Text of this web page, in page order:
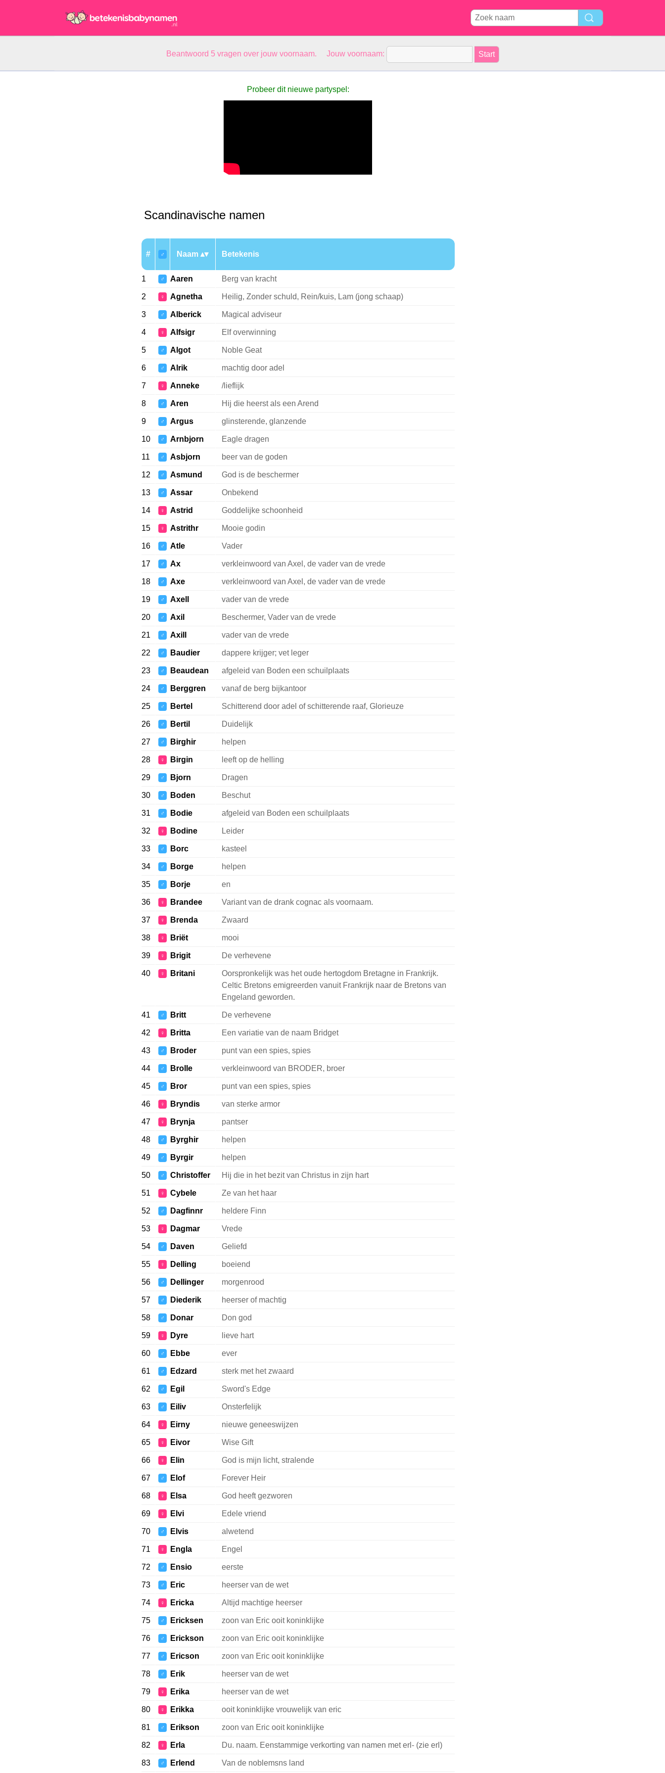
Beantwoord 5 vragen over jouw voornaam. Jouw voornaam:
Probeer dit nieuwe partyspel:
Scandinavische namen
# ♂ Naam Betekenis
1 ♂ Aaren Berg van kracht
2 ♀ Agnetha Heilig, Zonder schuld, Rein/kuis, Lam (jong schaap)
3 ♂ Alberick Magical adviseur
4 ♀ Alfsigr Elf overwinning
5 ♂ Algot Noble Geat
6 ♂ Alrik machtig door adel
7 ♀ Anneke /lieflijk
8 ♂ Aren Hij die heerst als een Arend
9 ♂ Argus glinsterende, glanzende
10 ♂ Arnbjorn Eagle dragen
11 ♂ Asbjorn beer van de goden
12 ♂ Asmund God is de beschermer
13 ♂ Assar Onbekend
14 ♀ Astrid Goddelijke schoonheid
15 ♀ Astrithr Mooie godin
16 ♂ Atle Vader
17 ♂ Ax verkleinwoord van Axel, de vader van de vrede
18 ♂ Axe verkleinwoord van Axel, de vader van de vrede
19 ♂ Axell vader van de vrede
20 ♂ Axil Beschermer, Vader van de vrede
21 ♂ Axill vader van de vrede
22 ♂ Baudier dappere krijger; vet leger
23 ♂ Beaudean afgeleid van Boden een schuilplaats
24 ♂ Berggren vanaf de berg bijkantoor
25 ♂ Bertel Schitterend door adel of schitterende raaf, Glorieuze
26 ♂ Bertil Duidelijk
27 ♂ Birghir helpen
28 ♀ Birgin leeft op de helling
29 ♂ Bjorn Dragen
30 ♂ Boden Beschut
31 ♂ Bodie afgeleid van Boden een schuilplaats
32 ♀ Bodine Leider
33 ♂ Borc kasteel
34 ♂ Borge helpen
35 ♂ Borje en
36 ♀ Brandee Variant van de drank cognac als voornaam.
37 ♀ Brenda Zwaard
38 ♀ Briët mooi
39 ♀ Brigit De verhevene
40 ♀ Britani
Oorspronkelijk was het oude hertogdom Bretagne in Frankrijk.
Celtic Bretons emigreerden vanuit Frankrijk naar de Bretons van
Engeland geworden.
41 ♂ Britt De verhevene
42 ♀ Britta Een variatie van de naam Bridget
43 ♂ Broder punt van een spies, spies
44 ♂ Brolle verkleinwoord van BRODER, broer
45 ♂ Bror punt van een spies, spies
46 ♀ Bryndis van sterke armor
47 ♀ Brynja pantser
48 ♂ Byrghir helpen
49 ♂ Byrgir helpen
50 ♂ Christoffer Hij die in het bezit van Christus in zijn hart
51 ♀ Cybele Ze van het haar
52 ♂ Dagfinnr heldere Finn
53 ♀ Dagmar Vrede
54 ♂ Daven Geliefd
55 ♀ Delling boeiend
56 ♂ Dellinger morgenrood
57 ♂ Diederik heerser of machtig
58 ♂ Donar Don god
59 ♀ Dyre lieve hart
60 ♂ Ebbe ever
61 ♂ Edzard sterk met het zwaard
62 ♂ Egil Sword's Edge
63 ♂ Eiliv Onsterfelijk
64 ♀ Eirny nieuwe geneeswijzen
65 ♀ Eivor Wise Gift
66 ♀ Elin God is mijn licht, stralende
67 ♂ Elof Forever Heir
68 ♀ Elsa God heeft gezworen
69 ♀ Elvi Edele vriend
70 ♂ Elvis alwetend
71 ♀ Engla Engel
72 ♂ Ensio eerste
73 ♂ Eric heerser van de wet
74 ♀ Ericka Altijd machtige heerser
75 ♂ Ericksen zoon van Eric ooit koninklijke
76 ♂ Erickson zoon van Eric ooit koninklijke
77 ♂ Ericson zoon van Eric ooit koninklijke
78 ♂ Erik heerser van de wet
79 ♀ Erika heerser van de wet
80 ♀ Erikka ooit koninklijke vrouwelijk van eric
81 ♂ Erikson zoon van Eric ooit koninklijke
82 ♀ Erla Du. naam. Eenstammige verkorting van namen met erl- (zie erl)
83 ♂ Erlend Van de noblemsns land